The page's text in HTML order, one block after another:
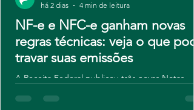
NF-e e NFC-e ganham novas
regras técnicas: veja o que
travar suas emissões
A Receita Federal publicou três novas Notas
validação atualizadas e novos campos para
há 2 dias
4 min de leitura